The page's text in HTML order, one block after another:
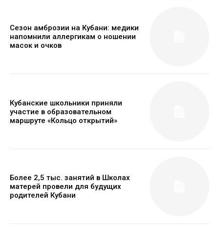
Сезон амброзии на Кубани: медики
напомнили аллергикам о ношении
масок и очков
Кубанские школьники приняли
участие в образовательном
маршруте «Кольцо открытий»
Более 2,5 тыс. занятий в Школах
матерей провели для будущих
родителей Кубани